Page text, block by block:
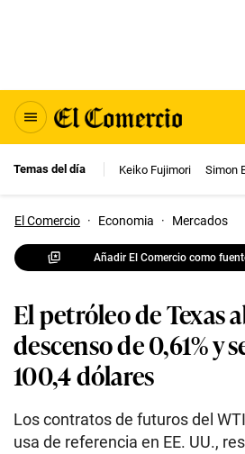
Temas del día Keiko Fujimori Simon
El Comercio · Economia · Mercados
Añadir El Comercio como
El petróleo de Texas
descenso de 0,61% y
100,4 dólares
Los contratos de futuros del
usa de referencia en EE. UU.,